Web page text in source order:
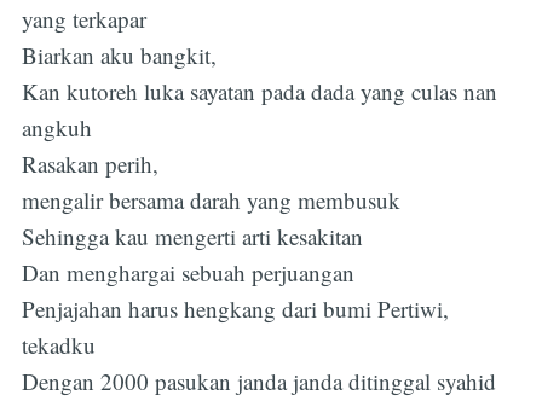
yang terkapar
Biarkan aku bangkit,
Kan kutoreh luka sayatan pada dada yang culas nan
angkuh
Rasakan perih,
mengalir bersama darah yang membusuk
Sehingga kau mengerti arti kesakitan
Dan menghargai sebuah perjuangan
Penjajahan harus hengkang dari bumi Pertiwi,
tekadku
Dengan 2000 pasukan janda janda ditinggal syahid